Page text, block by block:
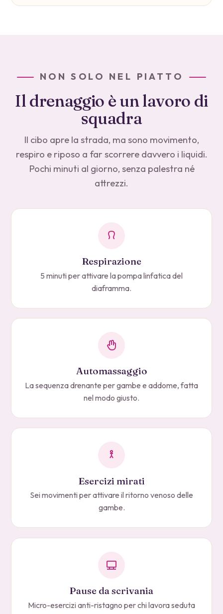
NON SOLO NEL PIATTO
Il drenaggio è un lavoro di
squadra
Il cibo apre la strada, ma sono movimento,
respiro e riposo a far scorrere davvero i liquidi.
Pochi minuti al giorno, senza palestra né
attrezzi.
Respirazione
5 minuti per attivare la pompa linfatica del
diaframma.
Automassaggio
La sequenza drenante per gambe e addome, fatta
nel modo giusto.
Esercizi mirati
Sei movimenti per attivare il ritorno venoso delle
gambe.
Pause da scrivania
Micro-esercizi anti-ristagno per chi lavora seduta